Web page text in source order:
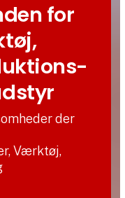
for
der
Værktøj,